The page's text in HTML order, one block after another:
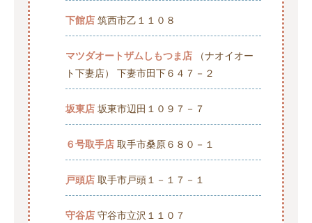
下館店 筑西市乙１１０８
マツダオートザムしもつま店 （ナオイオー
ト下妻店） 下妻市田下６４７－２
坂東店 坂東市辺田１０９７－７
６号取手店 取手市桑原６８０－１
戸頭店 取手市戸頭１－１７－１
守谷店 守谷市立沢１１０７